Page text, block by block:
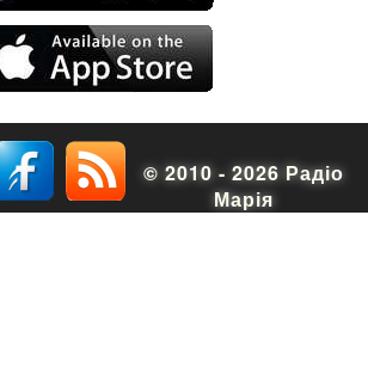
© 2010 - 2026 Радіо
Марія